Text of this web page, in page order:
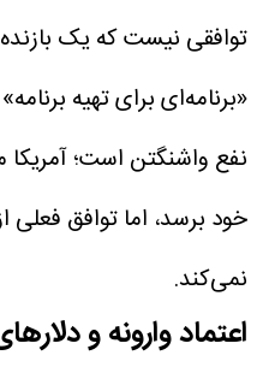
توافقی نیست که یک بازنده
«برنامه‌ای برای تهیه
نفع واشنگتن است؛
خود برسد، اما توافق
نمی‌کند.
اعتماد وارونه و